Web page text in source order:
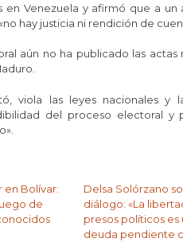
en Venezuela y afirmó que a un
hay justicia ni rendición de
aún no ha publicado las actas
viola las leyes nacionales y
del proceso electoral y
en Bolívar:
de
Delsa Solórzano
diálogo: «La
presos políticos es
deuda pendiente